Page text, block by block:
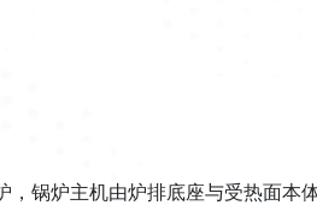
，锅炉主机由炉排底座与受热面